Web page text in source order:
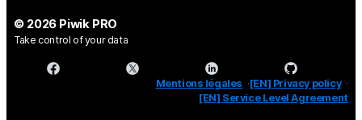
© 2026 Piwik PRO
Take control of your data
Mentions légales
[EN] Privacy policy
[EN] Service Level Agreement